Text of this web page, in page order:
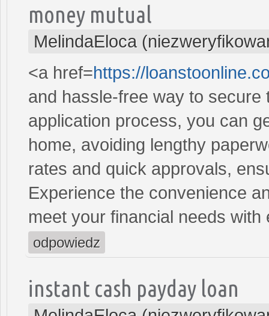
money mutual
MelindaEloca
<a href=https://
and hassle-free way to
application process, you can
home, avoiding lengthy
rates and quick approvals,
Experience the convenience
meet your financial needs with
odpowiedz
instant cash payday loan